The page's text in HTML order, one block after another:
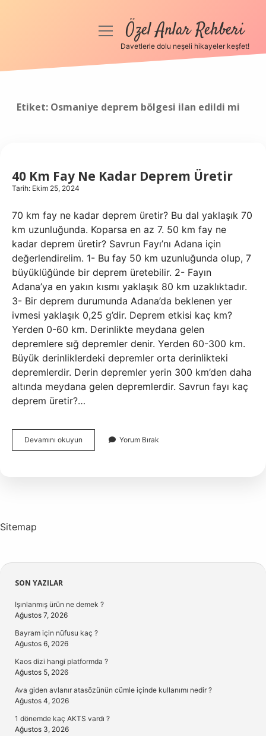
Anasayfa
menüyüÖzel Anlar Rehberi
Davetlerle dolu neşeli hikayeler keşfet!
Etiket: Osmaniye deprem bölgesi ilan edildi mi
40 Km Fay Ne Kadar Deprem Üretir
Tarih: Ekim 25, 2024
70 km fay ne kadar deprem üretir? Bu dal yaklaşık 70
km uzunluğunda. Koparsa en az 7. 50 km fay ne
kadar deprem üretir? Savrun Fayı’nı Adana için
değerlendirelim. 1- Bu fay 50 km uzunluğunda olup, 7
büyüklüğünde bir deprem üretebilir. 2- Fayın
Adana’ya en yakın kısmı yaklaşık 80 km uzaklıktadır.
3- Bir deprem durumunda Adana’da beklenen yer
ivmesi yaklaşık 0,25 g’dir. Deprem etkisi kaç km?
Yerden 0-60 km. Derinlikte meydana gelen
depremlere sığ depremler denir. Yerden 60-300 km.
Büyük derinliklerdeki depremler orta derinlikteki
depremlerdir. Derin depremler yerin 300 km’den daha
altında meydana gelen depremlerdir. Savrun fayı kaç
deprem üretir?…
Devamını okuyun
Km
Yorum Bırak
Sitemap
Sidebar
SON YAZILAR
Işınlanmış ürün ne demek ?
Ağustos 7, 2026
Bayram için nüfusu kaç ?
Ağustos 6, 2026
Kaos dizi hangi platformda ?
Ağustos 5, 2026
Ava giden avlanır atasözünün cümle içinde kullanımı nedir ?
Ağustos 4, 2026
1 dönemde kaç AKTS vardı ?
Ağustos 3, 2026